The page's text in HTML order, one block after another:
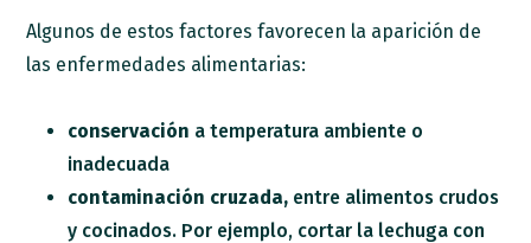
Algunos de estos factores favorecen la aparición de
las enfermedades alimentarias:
conservación a temperatura ambiente o
inadecuada
contaminación cruzada, entre alimentos crudos
y cocinados. Por ejemplo, cortar la lechuga con